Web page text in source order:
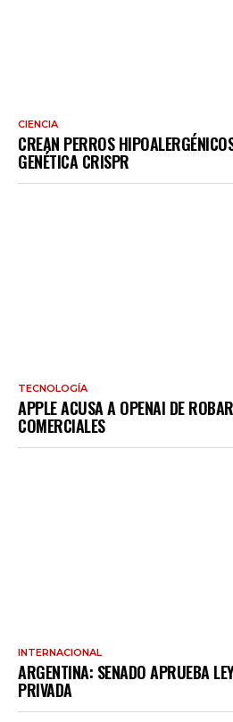
CIENCIA
CREAN PERROS
GENÉTICA CRISPR
TECNOLOGÍA
APPLE ACUSA A OPENAI DE
COMERCIALES
INTERNACIONAL
ARGENTINA: SENADO APRUEBA
PRIVADA